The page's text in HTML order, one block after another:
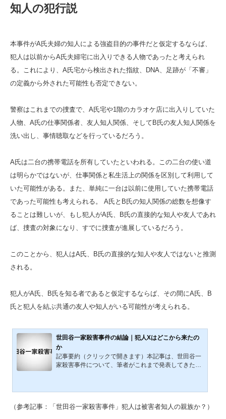
知人の犯行説
本事件がA氏夫婦の知人による強盗目的の事件だと仮定するならば、
犯人は以前からA氏夫婦宅に出入りできる人物であったと考えられ
る。これにより、A氏宅から検出された指紋、DNA、足跡が「不審」
の定義から外された可能性も否定できない。
警察はこれまでの捜査で、A氏宅や1階のカラオケ店に出入りしていた
人物、A氏の仕事関係者、友人知人関係、そしてB氏の友人知人関係を
洗い出し、事情聴取などを行っているだろう。
A氏は二台の携帯電話を所有していたといわれる。この二台の使い道
は明らかではないが、仕事関係と私生活上の関係を区別して利用して
いた可能性がある。また、単純に一台は以前に使用していた携帯電話
であった可能性も考えられる。 A氏とB氏の知人関係の総数を想像す
ることは難しいが、もし犯人がA氏、B氏の直接的な知人や友人であれ
ば、捜査の対象になり、すでに捜査が進展しているだろう。
このことから、犯人はA氏、B氏の直接的な知人や友人ではないと推測
される。
犯人がA氏、B氏を知る者であると仮定するならば、その間にA氏、B
氏と犯人を結ぶ共通の友人や知人がいる可能性が考えられる。
世田谷一家殺害事件の結論｜犯人Xはどこから来たの
か
記事要約（クリックで開きます）本記事は、世田谷一
家殺害事件について、筆者がこれまで発表してきた考
再構成した総合整理記事である。事件当夜の再構築、
犯人像、捜査の限界を順に整理し、「完全な第三者に
（参考記事：「世田谷一家殺害事件」犯人は被害者知人の親族か？）